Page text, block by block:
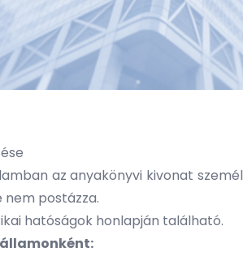
az anyakönyvi kivonat
postázza.
hatóságok honlapján található.